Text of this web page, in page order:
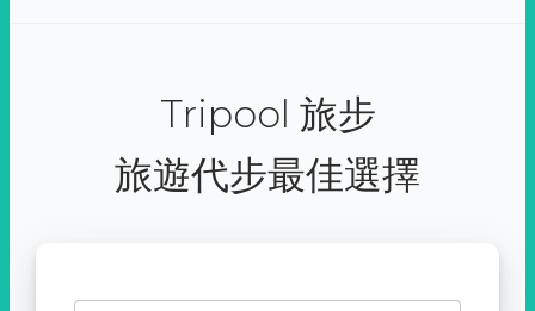
Tripool 旅步
旅遊代步最佳選擇